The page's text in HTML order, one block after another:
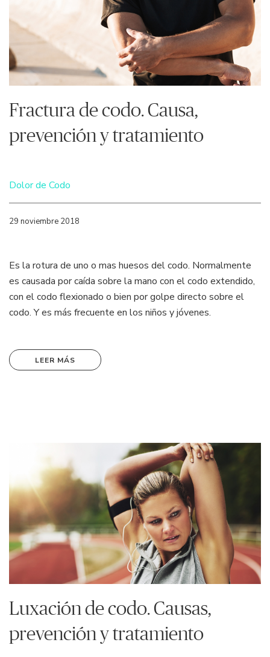
Fractura de codo. Causa,
prevención y tratamiento
Dolor de Codo
29 noviembre 2018
Es la rotura de uno o mas huesos del codo. Normalmente
es causada por caída sobre la mano con el codo extendido,
con el codo flexionado o bien por golpe directo sobre el
codo. Y es más frecuente en los niños y jóvenes.
LEER MÁS
Luxación de codo. Causas,
prevención y tratamiento